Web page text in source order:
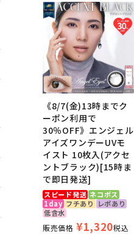
タイプ
枚数
度数
BC（ベースカーブ）
《8/7(金)13時までク
ーポン利用で
30％OFF》エンジェル
アイズワンデーUVモ
イスト 10枚入(アクセ
ントブラック)[15時ま
で即日発送]
スピード発送 ネコポス
1day フチあり
レポあり
低含水
販売価格 ¥1,320税込